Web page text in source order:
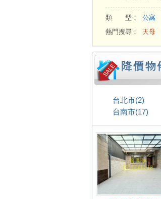
類 型： 公寓
熱門搜尋：
天母
台北市(2)
台南市(17)